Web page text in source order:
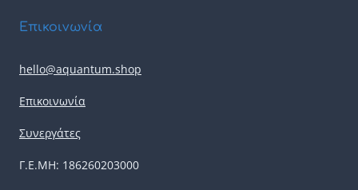
Επικοινωνία
hello@aquantum.shop
Επικοινωνία
Συνεργάτες
Γ.Ε.ΜΗ: 186260203000